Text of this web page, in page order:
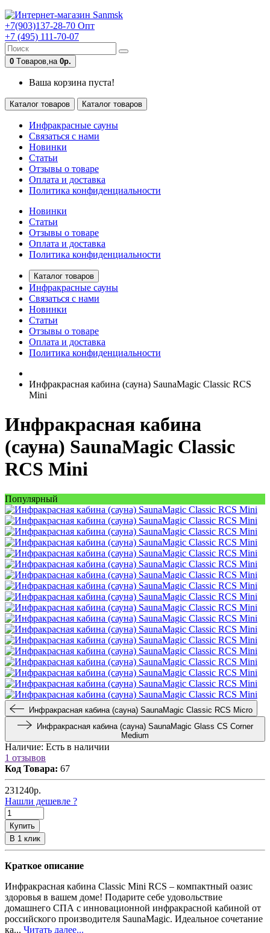
+7(903)137-28-70 Опт
+7 (495) 111-70-07
0 Tоваров,на 0р.
Ваша корзина пуста!
Каталог товаров Каталог товаров
Инфракрасные сауны
Связаться с нами
Новинки
Статьи
Отзывы о товаре
Оплата и доставка
Политика конфиденциальности
Новинки
Статьи
Отзывы о товаре
Оплата и доставка
Политика конфиденциальности
Каталог товаров
Инфракрасные сауны
Связаться с нами
Новинки
Статьи
Отзывы о товаре
Оплата и доставка
Политика конфиденциальности
Инфракрасная кабина (сауна) SaunaMagic Classic RCS
Mini
Инфракрасная кабина
(сауна) SaunaMagic Classic
RCS Mini
Популярный
Инфракрасная кабина (сауна) SaunaMagic Classic RCS Micro
Инфракрасная кабина (сауна) SaunaMagic Glass CS Corner
Medium
Наличие: Есть в наличии
1 отзывов
Код Товара: 67
231240р.
Нашли дешевле ?
Купить
В 1 клик
Краткое описание
Инфракрасная кабина Classic Mini RCS – компактный оазис
здоровья в вашем доме! Подарите себе удовольствие
домашнего СПА с инновационной инфракрасной кабиной от
российского производителя SaunaMagic. Идеальное сочетание
ка... Читать далее...